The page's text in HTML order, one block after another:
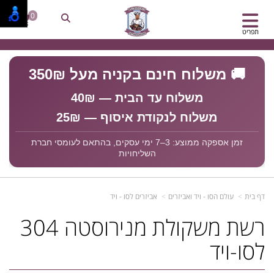
🚚 משלוח חינם בקניה מעל 350₪
משלוח עד הבית — 40₪
משלוח לנקודת איסוף — 25₪
זמן אספקה ממוצע: 3–7 ימי עסקים, בהתאם לעומסי חברת
השליחויות
תפריט
0
דף בית עולם הסו - ויד ואביזרים אביזרים לסו - ויד
רשת משקולת מנירוסטה 304
לסו-ויד